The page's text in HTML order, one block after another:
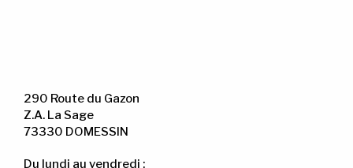
290 Route du Gazon
Z.A. La Sage
73330 DOMESSIN
Du lundi au vendredi :